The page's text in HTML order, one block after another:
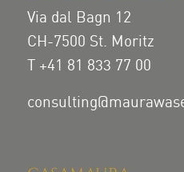
Via dal Bagn 12
CH-7500 St. Moritz
T +41 81 833 77 00